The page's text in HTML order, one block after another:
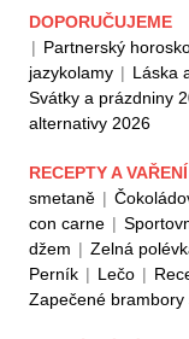
DOPORUČUJEME
| Partnerský
jazykolamy | Láska
Svátky a prázdniny
alternativy 2026
RECEPTY A VAŘENÍ
smetaně |
con carne |
džem | Zelná
Perník | Lečo |
Zapečené brambory